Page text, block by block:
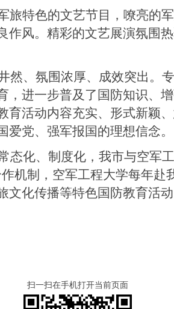
旅特色的文艺节目，嘹亮的
作风。精彩的文艺展演氛围
、氛围浓厚、成效突出。
，进一步普及了国防知识、
活动内容充实、形式新颖
党、强军报国的理想信念。
化、制度化，我市与空军工
机制，空军工程大学每年
化传播等特色国防教育活动
扫一扫在手机打开当前页面